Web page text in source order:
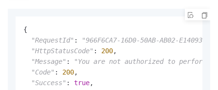
{
"RequestId" :
"966F6CA7-16D0-50AB-AB02-
"HttpStatusCode" : 200,
"Message" :
"You are not authorized to perform
"Code" : 200,
"Success" : true,